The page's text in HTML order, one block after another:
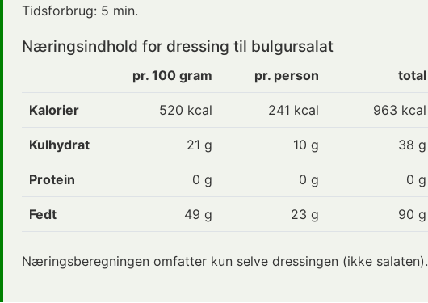
Tidsforbrug: 5 min.
Næringsindhold for dressing til bulgursalat
pr. 100 gram pr. person total
Kalorier 520 kcal 241 kcal 963 kcal
Kulhydrat 21 g 10 g 38 g
Protein 0 g 0 g 0 g
Fedt 49 g 23 g 90 g
Næringsberegningen omfatter kun selve dressingen (ikke salaten).